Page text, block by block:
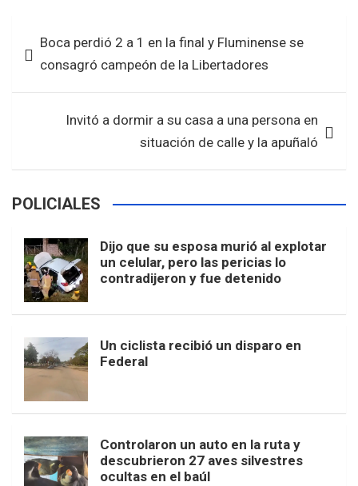
e
t
e
r
a
t
A
p
r
e
de
entradas
Boca perdió 2 a 1 en la final y Fluminense se
consagró campeón de la Libertadores
Invitó a dormir a su casa a una persona en
situación de calle y la apuñaló
POLICIALES
Dijo que su esposa murió al explotar
un celular, pero las pericias lo
contradijeron y fue detenido
Un ciclista recibió un disparo en
Federal
Controlaron un auto en la ruta y
descubrieron 27 aves silvestres
ocultas en el baúl